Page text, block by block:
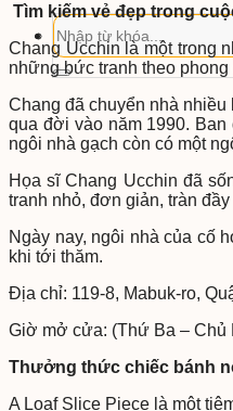
Tìm kiếm vẻ đẹp trong
Chang Ucchin là một trong
những bức tranh theo
Chang đã chuyển nhà
qua đời vào năm 1990.
ngôi nhà gạch còn có một
Họa sĩ Chang Ucchin đã
tranh nhỏ, đơn giản, tràn
Ngày nay, ngôi nhà của cố
khi tới thăm.
Địa chỉ: 119-8, Mabuk-ro,
Giờ mở cửa: (Thứ Ba – Chủ
Thưởng thức chiếc bánh
A Loaf Slice Piece là một